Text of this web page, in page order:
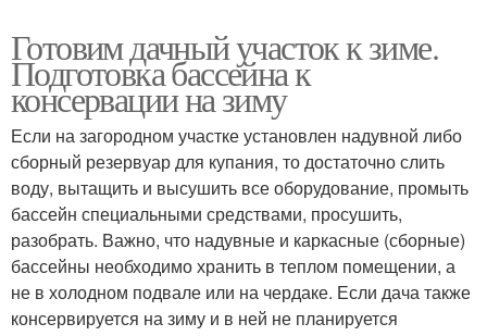
Готовим дачный участок к зиме.
Подготовка бассейна к
консервации на зиму
Если на загородном участке установлен надувной либо
сборный резервуар для купания, то достаточно слить
воду, вытащить и высушить все оборудование, промыть
бассейн специальными средствами, просушить,
разобрать. Важно, что надувные и каркасные (сборные)
бассейны необходимо хранить в теплом помещении, а
не в холодном подвале или на чердаке. Если дача также
консервируется на зиму и в ней не планируется